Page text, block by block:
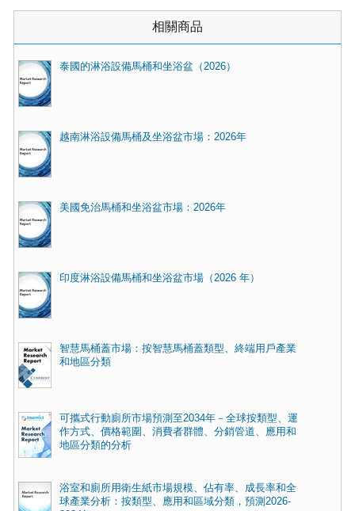
相關商品
泰國的淋浴設備馬桶和坐浴盆（2026）
越南淋浴設備馬桶及坐浴盆市場：2026年
美國免治馬桶和坐浴盆市場：2026年
印度淋浴設備馬桶和坐浴盆市場（2026 年）
智慧馬桶蓋市場：按智慧馬桶蓋類型、終端用戶產業
和地區分類
可攜式行動廁所市場預測至2034年－全球按類型、運
作方式、價格範圍、消費者群體、分銷管道、應用和
地區分類的分析
浴室和廁所用衛生紙市場規模、佔有率、成長率和全
球產業分析：按類型、應用和區域分類，預測2026-